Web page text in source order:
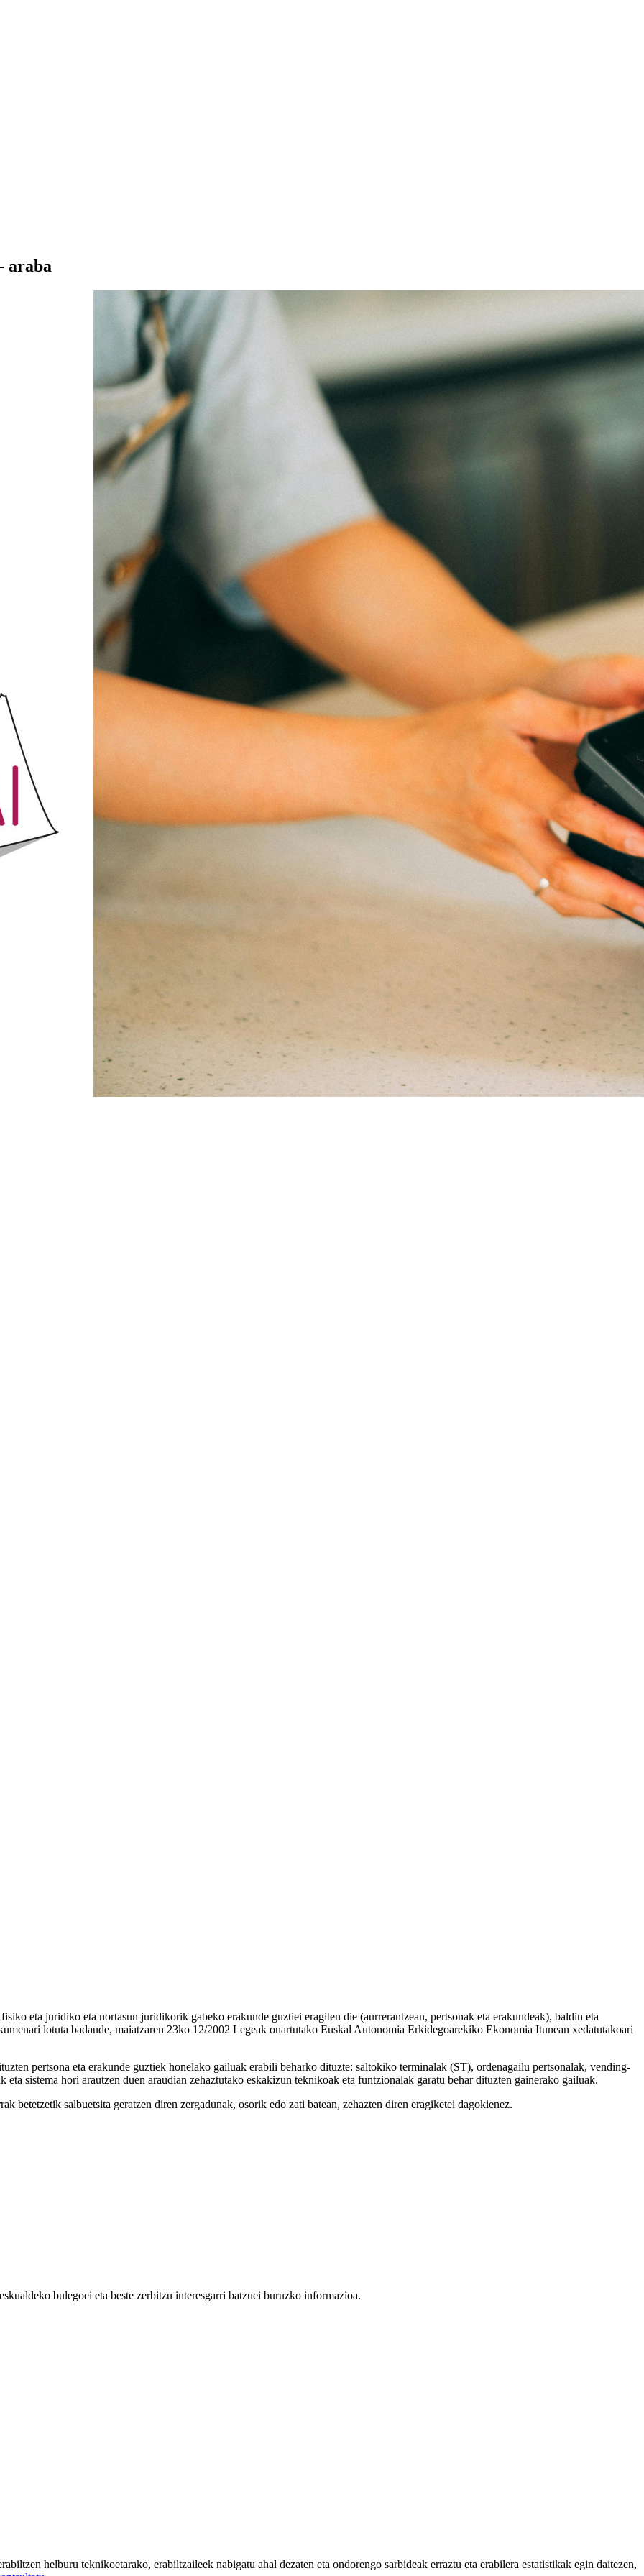
araba
eta juridiko eta nortasun juridikorik gabeko erakunde guztiei eragiten die (aurrerantzean, pertsonak eta erakundeak), baldin eta
lotuta badaude, maiatzaren 23ko 12/2002 Legeak onartutako Euskal Autonomia Erkidegoarekiko Ekonomia Itunean xedatutakoari
pertsona eta erakunde guztiek honelako gailuak erabili beharko dituzte: saltokiko terminalak (ST), ordenagailu pertsonalak, vending-
sistema hori arautzen duen araudian zehaztutako eskakizun teknikoak eta funtzionalak garatu behar dituzten gainerako gailuak.
betetzetik salbuetsita geratzen diren zergadunak, osorik edo zati batean, zehazten diren eragiketei dagokienez.
bulegoei eta beste zerbitzu interesgarri batzuei buruzko informazioa.
helburu teknikoetarako, erabiltzaileek nabigatu ahal dezaten eta ondorengo sarbideak erraztu eta erabilera estatistikak egin daitezen,